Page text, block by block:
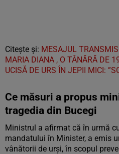
Citește și: MESAJUL
MARIA DIANA , O TÂNĂRĂ DE
UCISĂ DE URS ÎN JEPII MICI:
Ce măsuri a propus
tragedia din Bucegi
Ministrul a afirmat că în urmă
mandatului în Minister, a emis
vânătorii de urși, în scopul